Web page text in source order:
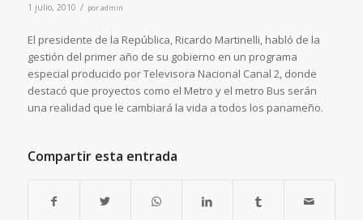
1 julio, 2010 / poradmin
El presidente de la República, Ricardo Martinelli, habló de la
gestión del primer año de su gobierno en un programa
especial producido por Televisora Nacional Canal 2, donde
destacó que proyectos como el Metro y el metro Bus serán
una realidad que le cambiará la vida a todos los panameño.
Compartir esta entrada